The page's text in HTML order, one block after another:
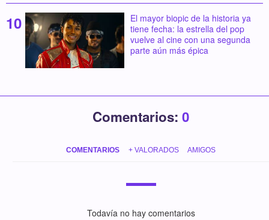
El mayor biopic de la historia ya
tiene fecha: la estrella del pop
vuelve al cine con una segunda
parte aún más épica
Comentarios: 0
COMENTARIOS + VALORADOS AMIGOS
Todavía no hay comentarios